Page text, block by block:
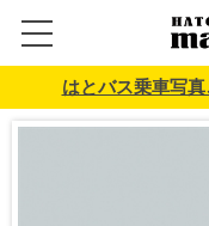
はとバス乗車写